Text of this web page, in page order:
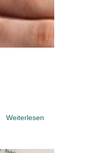
Weiterlesen